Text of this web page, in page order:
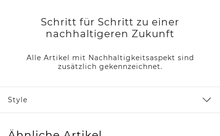
Schritt für Schritt zu einer
nachhaltigeren Zukunft
Alle Artikel mit Nachhaltigkeitsaspekt sind
zusätzlich gekennzeichnet.
Style